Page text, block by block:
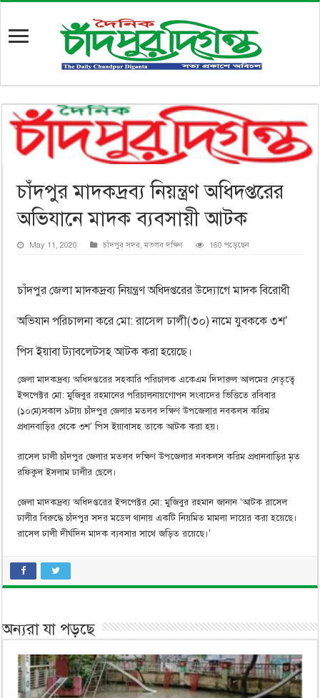
চাঁদপুর মাদকদ্রব্য নিয়ন্ত্রণ অধিদপ্তরের
অভিযানে মাদক ব্যবসায়ী আটক
May 11, 2020 চাঁদপুর সদর ,মতলব দক্ষিণ 160 পড়েছেন
চাঁদপুর জেলা মাদকদ্রব্য নিয়ন্ত্রণ অধিদপ্তরের উদ্যোগে মাদক বিরোধী
অভিযান পরিচালনা করে মো: রাসেল ঢালী(৩০) নামে যুবককে ৩শ’
পিস ইয়াবা ট্যাবলেটসহ আটক করা হয়েছে।
জেলা মাদকদ্রব্য অধিদপ্তরের সহকারি পরিচালক একেএম দিদারুল আলমের নেতৃত্বে
ইন্সপেক্টর মো: মুজিবুর রহমানের পরিচালনায়গোপন সংবাদের ভিত্তিতে রবিবার
(১০মে)সকাল ৯টায় চাঁদপুর জেলার মতলব দক্ষিণ উপজেলার নবকলস করিম
প্রধানবাড়ির থেকে ৩শ’ পিস ইয়াবাসহ তাকে আটক করা হয়।
রাসেল ঢালী চাঁদপুর জেলার মতলব দক্ষিণ উপজেলার নবকলস করিম প্রধানবাড়ির মৃত
রফিকুল ইসলাম ঢালীর ছেলে।
জেলা মাদকদ্রব্য অধিদপ্তরের ইন্সপেক্টর মো: মুজিবুর রহমান জানান ‘আটক রাসেল
ঢালীর বিরুদ্ধে চাঁদপুর সদর মডেল থানায় একটি নিয়মিত মামলা দায়ের করা হয়েছে।
রাসেল ঢালী দীর্ঘদিন মাদক ব্যবসার সাথে জড়িত রয়েছে।’
অন্যরা যা পড়ছে